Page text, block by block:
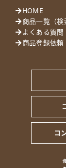
HOME
商品一覧（検
よくある質問
商品登録依頼
コ